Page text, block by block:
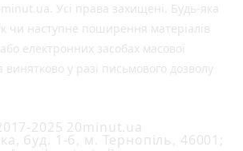
Усі права захищені. Будь-яка
чи наступне поширення матеріалів
електронних засобах масової
винятково у разі письмового дозволу
2025 20minut.ua
буд. 1-б, м. Тернопіль, 46001;